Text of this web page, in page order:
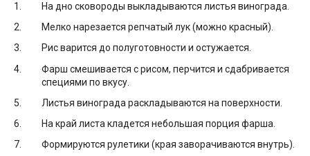
На дно сковороды выкладываются листья винограда.
Мелко нарезается репчатый лук (можно красный).
Рис варится до полуготовности и остужается.
Фарш смешивается с рисом, перчится и сдабривается
специями по вкусу.
Листья винограда раскладываются на поверхности.
На край листа кладется небольшая порция фарша.
Формируются рулетики (края заворачиваются внутрь).